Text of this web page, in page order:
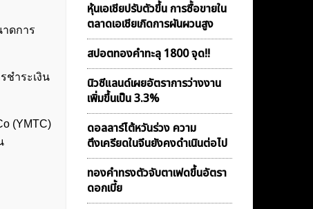
ดการ
ชำระเงิน
(YMTC)
หุ้นเอเชียปรับตัวขึ้น การซื้อขายใน
ตลาดเอเชียเกิดการผันผวนสูง
สปอตทองคำทะลุ 1800 จุด!!
นิวซีแลนด์เผยอัตราการว่างงาน
เพิ่มขึ้นเป็น 3.3%
ดอลลาร์ไต้หวันร่วง ความ
ตึงเครียดในจีนยังคงดำเนินต่อไป
ทองคำทรงตัวจับตาเฟดขึ้นอัตรา
ดอกเบี้ย